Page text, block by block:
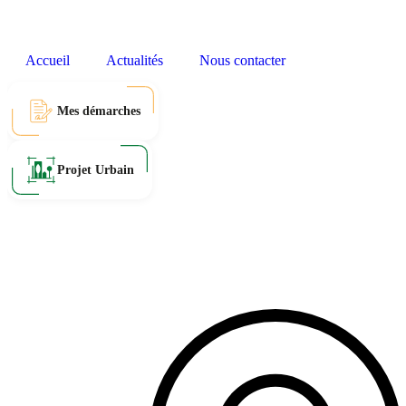
Accueil Actualités Nous contacter
Mes démarches
Projet Urbain